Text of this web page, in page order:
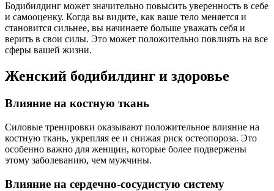
Бодибилдинг может значительно повысить уверенность в себе
и самооценку. Когда вы видите, как ваше тело меняется и
становится сильнее, вы начинаете больше уважать себя и
верить в свои силы. Это может положительно повлиять на все
сферы вашей жизни.
Женский бодибилдинг и здоровье
Влияние на костную ткань
Силовые тренировки оказывают положительное влияние на
костную ткань, укрепляя ее и снижая риск остеопороза. Это
особенно важно для женщин, которые более подвержены
этому заболеванию, чем мужчины.
Влияние на сердечно-сосудистую систему